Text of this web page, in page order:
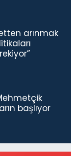
arınmak
başlıyor